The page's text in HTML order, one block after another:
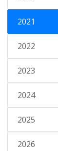
2021
2022
2023
2024
2025
2026